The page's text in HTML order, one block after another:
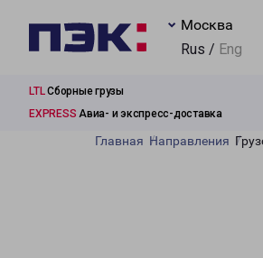
Москва
Rus / Eng
LTLСборные грузы
EXPRESS Авиа- и экспресс-доставка
Главная Направления